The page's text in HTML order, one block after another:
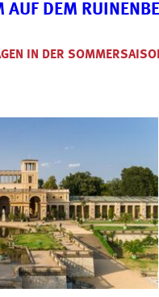
AUF DEM
IN DER